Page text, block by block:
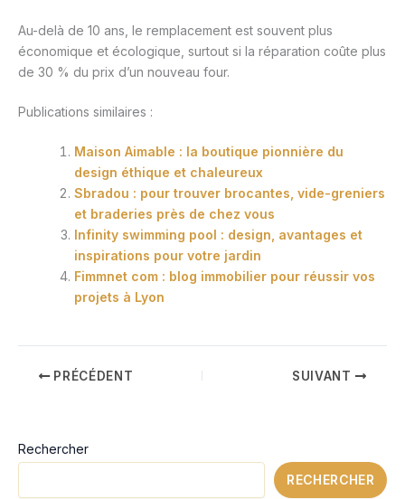
Au-delà de 10 ans, le remplacement est souvent plus
économique et écologique, surtout si la réparation coûte plus
de 30 % du prix d’un nouveau four.
Publications similaires :
Maison Aimable : la boutique pionnière du
design éthique et chaleureux
Sbradou : pour trouver brocantes, vide-greniers
et braderies près de chez vous
Infinity swimming pool : design, avantages et
inspirations pour votre jardin
Fimmnet com : blog immobilier pour réussir vos
projets à Lyon
PRÉCÉDENT SUIVANT
Rechercher
RECHERCHER